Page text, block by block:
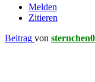
Melden
Zitieren
Beitrag von